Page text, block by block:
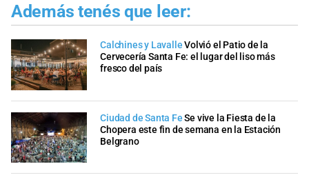
Además tenés que leer:
Calchines y LavalleVolvió el Patio de la
Cervecería Santa Fe: el lugar del liso más
fresco del país
Ciudad de Santa Fe Se vive la Fiesta de la
Chopera este fin de semana en la Estación
Belgrano